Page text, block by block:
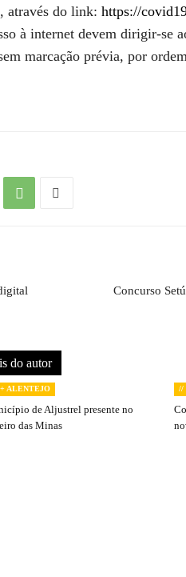
através do link: https://
à internet devem dirigir-se
marcação prévia, por
Concurso
do autor
ALENTEJO
de Aljustrel presente no
das Minas
//